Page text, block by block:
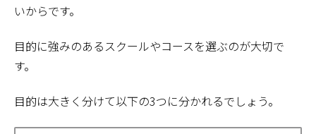
いからです。
目的に強みのあるスクールやコースを選ぶのが大切で
す。
目的は大きく分けて以下の3つに分かれるでしょう。